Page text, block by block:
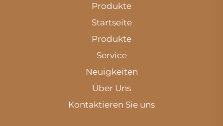
Produkte
Startseite
Produkte
Service
Neuigkeiten
Über Uns
Kontaktieren Sie uns